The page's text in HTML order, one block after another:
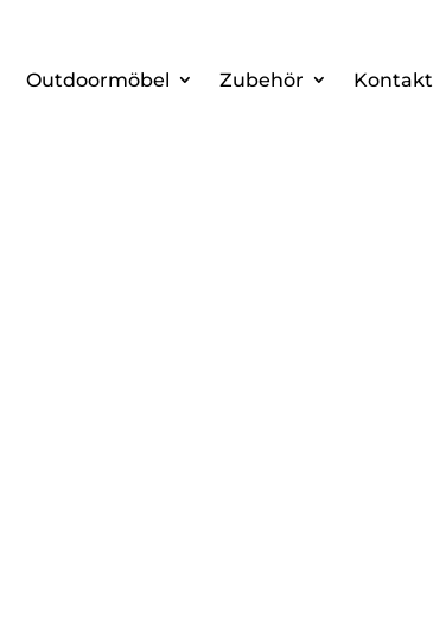
Outdoormöbel Zubehör Kontakt